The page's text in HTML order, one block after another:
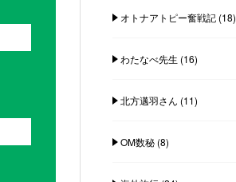
オトナアトピー奮戦記(18)
わたなべ先生 (16)
北方邁羽さん (11)
OM数秘(8)